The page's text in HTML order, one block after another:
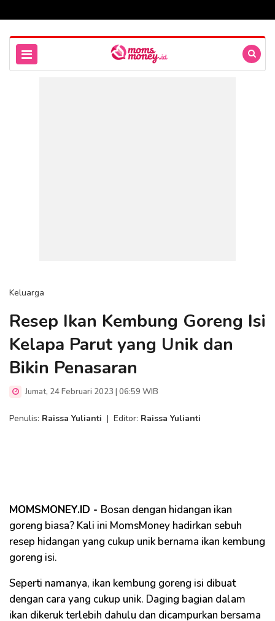
Keluarga
Resep Ikan Kembung Goreng Isi
Kelapa Parut yang Unik dan
Bikin Penasaran
Jumat, 24 Februari 2023 | 06:59 WIB
Penulis: Raissa Yulianti | Editor: Raissa Yulianti
MOMSMONEY.ID - Bosan dengan hidangan ikan
goreng biasa? Kali ini MomsMoney hadirkan sebuh
resep hidangan yang cukup unik bernama ikan kembung
goreng isi.
Seperti namanya, ikan kembung goreng isi dibuat
dengan cara yang cukup unik. Daging bagian dalam
ikan dikeruk terlebih dahulu dan dicampurkan bersama